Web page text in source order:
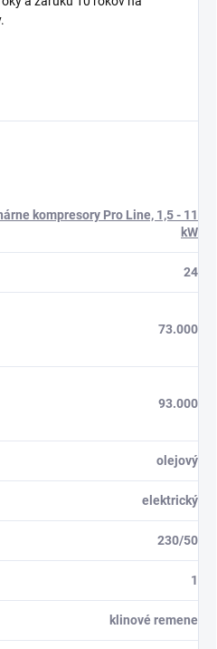
kompresory Pro Line, 1,5 - 11
kW
24
73.000
93.000
olejový
elektrický
230/50
1
klinové remene